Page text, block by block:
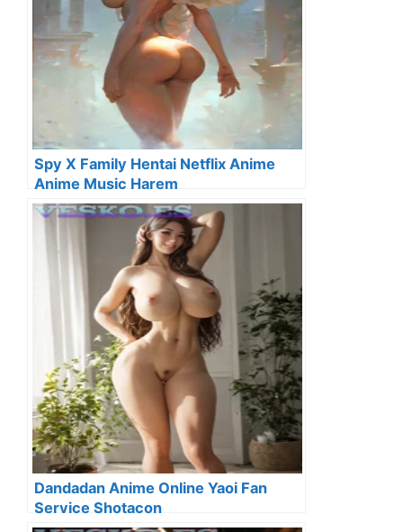
Spy X Family Hentai Netflix Anime
Anime Music Harem
Dandadan Anime Online Yaoi Fan
Service Shotacon